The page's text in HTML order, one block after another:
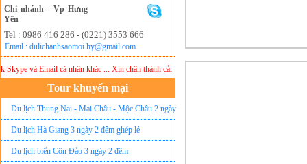
Chi nhánh - Vp Hưng
Yên
Tel : 0986 416 286 - (0221) 3553 666
Email : dulichanhsaomoi.hy@gmail.com
và Email cá nhân khác ... Xin chân thành cảm ơn!
Tour khuyến mại
Du lịch Thung Nai - Mai Châu - Mộc Châu 2 ngày
ghép lẻ
Du lịch Hà Giang 3 ngày 2 đêm ghép lẻ
Du lịch biển Côn Đảo 3 ngày 2 đêm